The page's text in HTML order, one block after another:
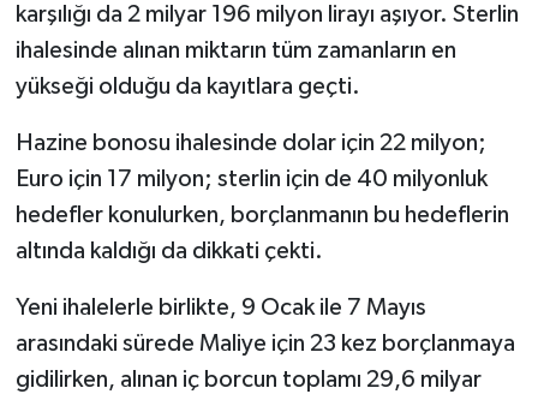
karşılığı da 2 milyar 196 milyon lirayı aşıyor. Sterlin
ihalesinde alınan miktarın tüm zamanların en
yükseği olduğu da kayıtlara geçti.
Hazine bonosu ihalesinde dolar için 22 milyon;
Euro için 17 milyon; sterlin için de 40 milyonluk
hedefler konulurken, borçlanmanın bu hedeflerin
altında kaldığı da dikkati çekti.
Yeni ihalelerle birlikte, 9 Ocak ile 7 Mayıs
arasındaki sürede Maliye için 23 kez borçlanmaya
gidilirken, alınan iç borcun toplamı 29,6 milyar